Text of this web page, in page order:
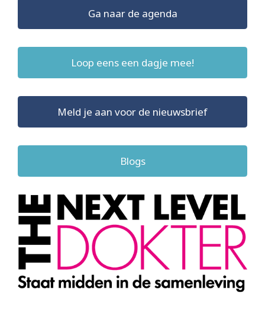
Ga naar de agenda
Loop eens een dagje mee!
Meld je aan voor de nieuwsbrief
Blogs